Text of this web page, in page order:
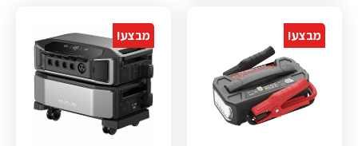
מבצע! מבצע!